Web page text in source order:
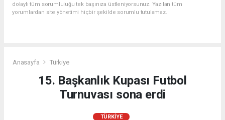
dolaylı tüm sorumluluğu tek başınıza üstleniyorsunuz. Yazılan tüm
yorumlardan site yönetimi hiçbir şekilde sorumlu tutulamaz.
Anasayfa Türkiye
15. Başkanlık Kupası Futbol
Turnuvası sona erdi
TÜRKIYE